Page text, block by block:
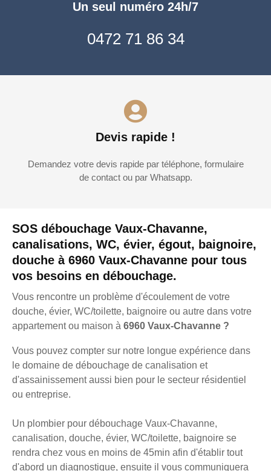
SOS débouchage Vaux-Chavanne,
canalisations, WC, évier, égout, baignoire,
douche à 6960 Vaux-Chavanne pour tous
vos besoins en débouchage.
Vous rencontre un problème d'écoulement de votre
douche, évier, WC/toilette, baignoire ou autre dans votre
appartement ou maison à 6960 Vaux-Chavanne ?
Vous pouvez compter sur notre longue expérience dans
le domaine de débouchage de canalisation et
d'assainissement aussi bien pour le secteur résidentiel
ou entreprise.
Un plombier pour débouchage Vaux-Chavanne,
canalisation, douche, évier, WC/toilette, baignoire se
rendra chez vous en moins de 45min afin d'établir tout
d'abord un diagnostique, ensuite il vous communiquera
Un seul numéro 24h/7
0472 71 86 34
Devis rapide !
Demandez votre devis rapide par téléphone, formulaire
de contact ou par Whatsapp.